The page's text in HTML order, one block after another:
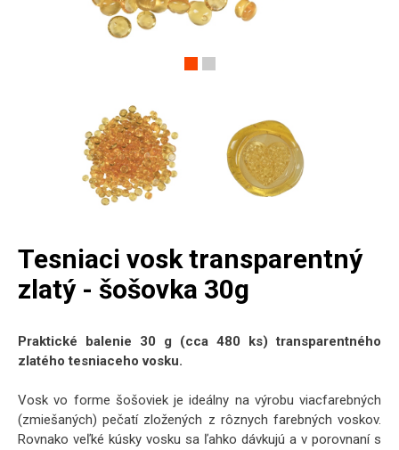
Tesniaci vosk transparentný
zlatý - šošovka 30g
Praktické balenie 30 g (cca 480 ks) transparentného
zlatého tesniaceho vosku.
Vosk vo forme šošoviek je ideálny na výrobu viacfarebných
(zmiešaných) pečatí zložených z rôznych farebných voskov.
Rovnako veľké kúsky vosku sa ľahko dávkujú a v porovnaní s